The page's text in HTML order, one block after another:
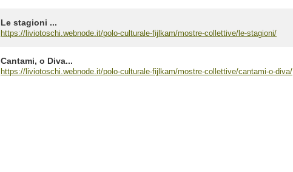
Le stagioni ...
https://liviotoschi.webnode.it/polo-culturale-fijlkam/mostre-collettive/le-stagioni/
Cantami, o Diva...
https://liviotoschi.webnode.it/polo-culturale-fijlkam/mostre-collettive/cantami-o-diva/